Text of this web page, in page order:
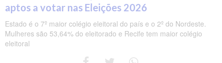
aptos a votar nas Eleições 2026
Estado é o 7º maior colégio eleitoral do país e o 2º do Nordeste.
Mulheres são 53,64% do eleitorado e Recife tem maior colégio
eleitoral